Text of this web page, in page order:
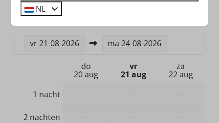
Verwarming & Verkoeling
Airconditioning
Geen hond toegestaan
Badkamer & Sanitair
2 gasten
vr21-08-2026 ma 24-08-2026
do
20 aug
vr
21 aug
za
22 aug
1 nacht
2 nachten
NL